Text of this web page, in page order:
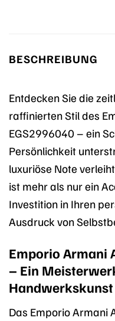
BESCHREIBUNG
Entdecken Sie die
raffinierten Stil des
EGS2996040 – ein
Persönlichkeit
luxuriöse Note
ist mehr als nur ein
Investition in Ihren
Ausdruck von
Emporio Armani
– Ein
Handwerkskunst
Das Emporio Armani